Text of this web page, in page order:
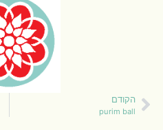
הקודם
purim ball